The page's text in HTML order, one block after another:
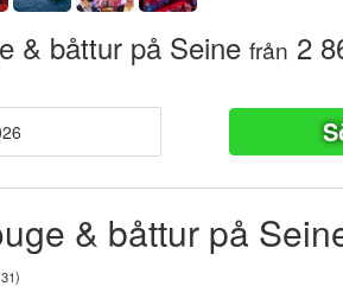
& båttur på Seine från 2
& båttur på